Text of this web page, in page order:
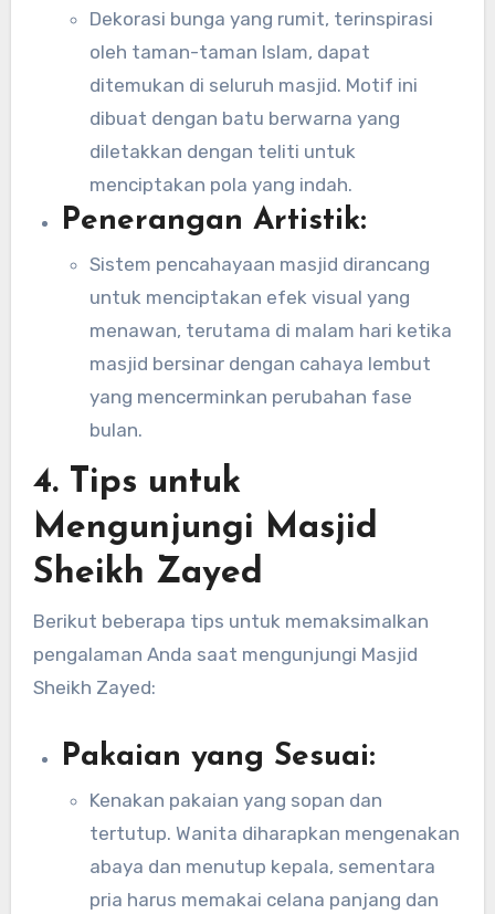
Dekorasi bunga yang rumit, terinspirasi
oleh taman-taman Islam, dapat
ditemukan di seluruh masjid. Motif ini
dibuat dengan batu berwarna yang
diletakkan dengan teliti untuk
menciptakan pola yang indah.
Penerangan Artistik:
Sistem pencahayaan masjid dirancang
untuk menciptakan efek visual yang
menawan, terutama di malam hari ketika
masjid bersinar dengan cahaya lembut
yang mencerminkan perubahan fase
bulan.
4. Tips untuk
Mengunjungi Masjid
Sheikh Zayed
Berikut beberapa tips untuk memaksimalkan
pengalaman Anda saat mengunjungi Masjid
Sheikh Zayed:
Pakaian yang Sesuai:
Kenakan pakaian yang sopan dan
tertutup. Wanita diharapkan mengenakan
abaya dan menutup kepala, sementara
pria harus memakai celana panjang dan